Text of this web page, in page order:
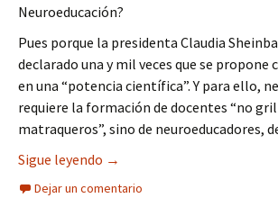
Neuroeducación?
Pues porque la presidenta Claudia
declarado una y mil veces que se propone
en una “potencia científica”. Y para ello,
requiere la formación de docentes “no
matraqueros”, sino de neuroeducadores,
Sigue leyendo LA NEUROEDUCACIÓN EN
→
Dejar un comentario